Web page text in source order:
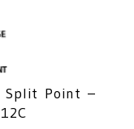
Point –